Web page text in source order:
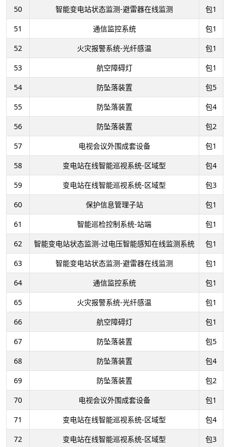
50 智能变电站状态监测-避雷器在线监测
包1
51
通信监控系统
包1
52
火灾报警系统-光纤感温
包1
53
航空障碍灯
包1
54
防坠落装置
包5
55
防坠落装置
包4
56
防坠落装置
包2
57
电视会议外围成套设备
包1
58
变电站在线智能巡视系统-区域型
包4
59
变电站在线智能巡视系统-区域型
包3
60
保护信息管理子站
包1
61
智能巡检控制系统-站端
包1
62
智能变电站状态监测-过电压智能感知在线监测系统
包1
63
智能变电站状态监测-避雷器在线监测
包1
64
通信监控系统
包1
65
火灾报警系统-光纤感温
包1
66
航空障碍灯
包1
67
防坠落装置
包5
68
防坠落装置
包4
69
防坠落装置
包2
70
电视会议外围成套设备
包1
71
变电站在线智能巡视系统-区域型
包4
72
变电站在线智能巡视系统-区域型
包3